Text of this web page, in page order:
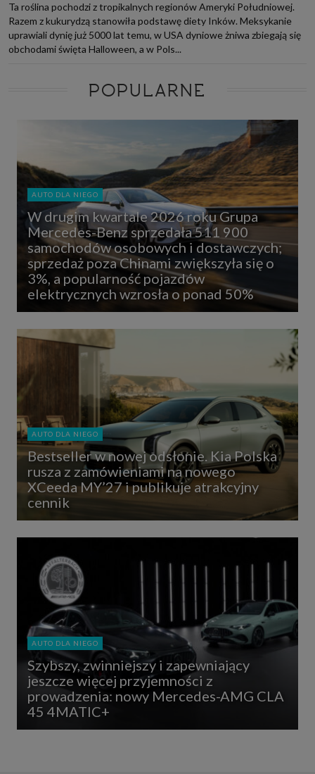
Ta roślina pochodzi z tropikalnych regionów Ameryki Południowej.
Razem z kukurydzą stanowiła podstawę diety Inków. Meksykanie
uprawiali dynię już 5000 lat temu, w USA dyniowe żniwa zbiegają się
obchodami święta Halloween, a w Pols...
POPULARNE
AUTO DLA NIEGO
W drugim kwartale 2026 roku Grupa
Mercedes-Benz sprzedała 511 900
samochodów osobowych i dostawczych;
sprzedaż poza Chinami zwiększyła się o
3%, a popularność pojazdów
elektrycznych wzrosła o ponad 50%
AUTO DLA NIEGO
Bestseller w nowej odsłonie. Kia Polska
rusza z zamówieniami na nowego
XCeeda MY’27 i publikuje atrakcyjny
cennik
AUTO DLA NIEGO
Szybszy, zwinniejszy i zapewniający
jeszcze więcej przyjemności z
prowadzenia: nowy Mercedes-AMG CLA
45 4MATIC+